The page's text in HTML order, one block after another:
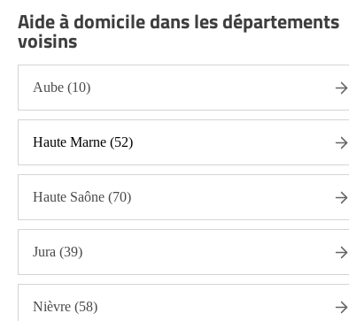
Jardinage Côte d'Or (21)
Aide aux courses Côte d'Or (21)
du linge Côte d'Or (21)
Portage de repas Côte d'Or (21)
Sorties (promenades, rendez-vous médicaux...) Côte
d'Or (21)
Promenade animaux de compagnie Côte d'Or (21)
Soins esthétiques Côte d'Or (21)
Autres aides à domicile Côte d'Or (21)
Voir toutes les aides à domicile en Côte d'Or (21)
Aide à domicile dans les départements
voisins
Aube (10)
Haute Marne (52)
Haute Saône (70)
Jura (39)
Nièvre (58)